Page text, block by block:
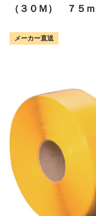
（３０Ｍ） ７５ｍ
メーカー直送